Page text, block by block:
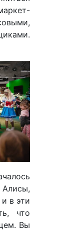
в эти
что
Вы